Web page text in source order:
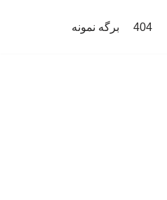
404 برگه نمونه